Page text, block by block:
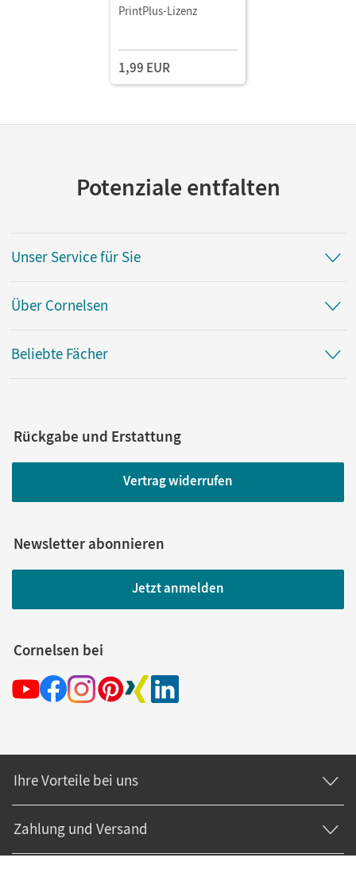
PrintPlus-Lizenz
1,99 EUR
Potenziale entfalten
Unser Service für Sie
Über Cornelsen
Beliebte Fächer
Rückgabe und Erstattung
Vertrag widerrufen
Newsletter abonnieren
Jetzt anmelden
Cornelsen bei
Ihre Vorteile bei uns
Zahlung und Versand